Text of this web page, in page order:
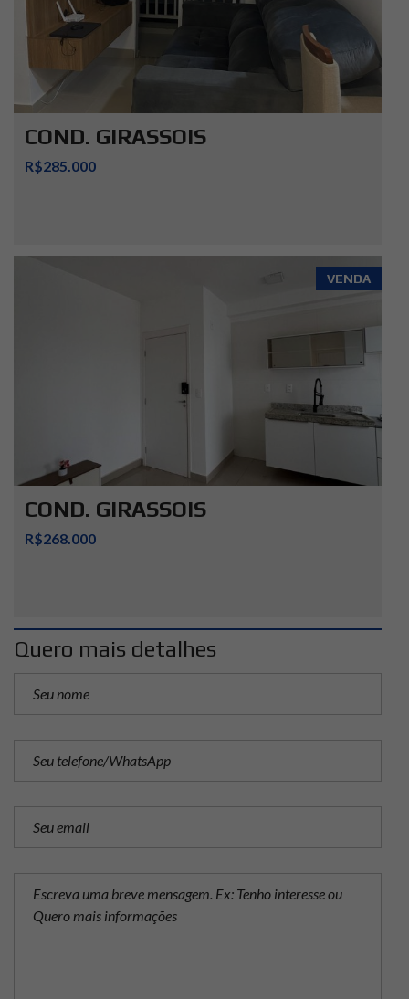
COND. GIRASSOIS
R$285.000
VENDA
COND. GIRASSOIS
R$268.000
Quero mais detalhes